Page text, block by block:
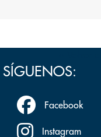
SÍGUENOS:
Facebook
Instagram